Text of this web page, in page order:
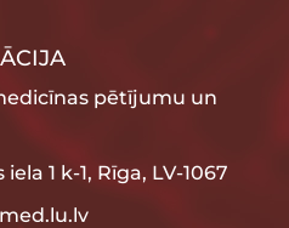
pētījumu un
1 k-1, Rīga, LV-1067